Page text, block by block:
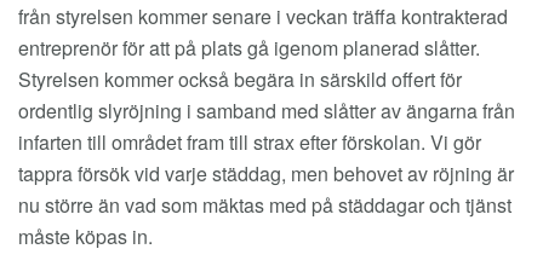
från styrelsen kommer senare i veckan träffa kontrakterad
entreprenör för att på plats gå igenom planerad slåtter.
Styrelsen kommer också begära in särskild offert för
ordentlig slyröjning i samband med slåtter av ängarna från
infarten till området fram till strax efter förskolan. Vi gör
tappra försök vid varje städdag, men behovet av röjning är
nu större än vad som mäktas med på städdagar och tjänst
måste köpas in.